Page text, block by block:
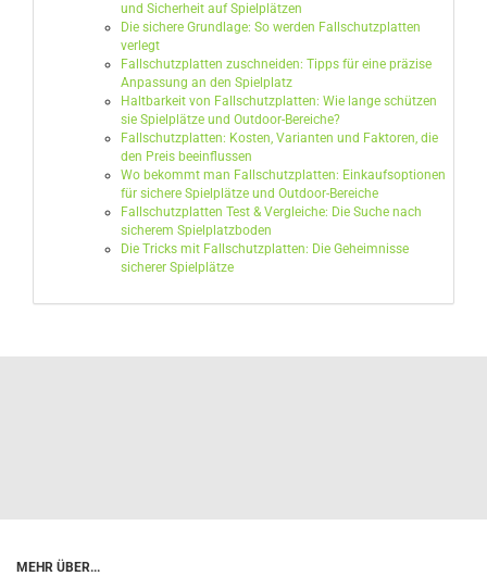
und Sicherheit auf Spielplätzen
Die sichere Grundlage: So werden Fallschutzplatten
verlegt
Fallschutzplatten zuschneiden: Tipps für eine präzise
Anpassung an den Spielplatz
Haltbarkeit von Fallschutzplatten: Wie lange schützen
sie Spielplätze und Outdoor-Bereiche?
Fallschutzplatten: Kosten, Varianten und Faktoren, die
den Preis beeinflussen
Wo bekommt man Fallschutzplatten: Einkaufsoptionen
für sichere Spielplätze und Outdoor-Bereiche
Fallschutzplatten Test & Vergleiche: Die Suche nach
sicherem Spielplatzboden
Die Tricks mit Fallschutzplatten: Die Geheimnisse
sicherer Spielplätze
MEHR ÜBER...